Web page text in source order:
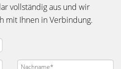
vollständig aus und wir
mit Ihnen in Verbindung.